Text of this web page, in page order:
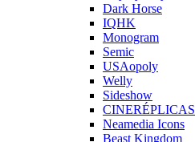
Dark Horse
IQHK
Monogram
Semic
USAopoly
Welly
Sideshow
CINERÉPLICAS
Neamedia Icons
Beast Kingdom